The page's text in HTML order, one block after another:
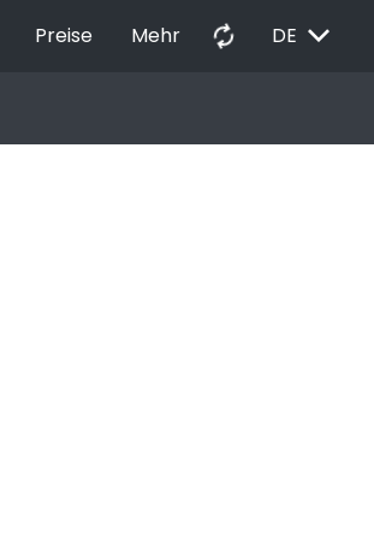
Preise Mehr autorenew DE EXPAND_MORE